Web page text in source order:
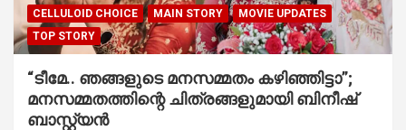
CELLULOID CHOICE MAIN STORY
MOVIE UPDATES
TOP STORY
“ടീമേ.. ഞങ്ങളുടെ മനസമ്മതം കഴിഞ്ഞിട്ടാ”;
മനസമ്മതത്തിന്റെ ചിത്രങ്ങളുമായി ബിനീഷ്
ബാസ്റ്റ്യൻ